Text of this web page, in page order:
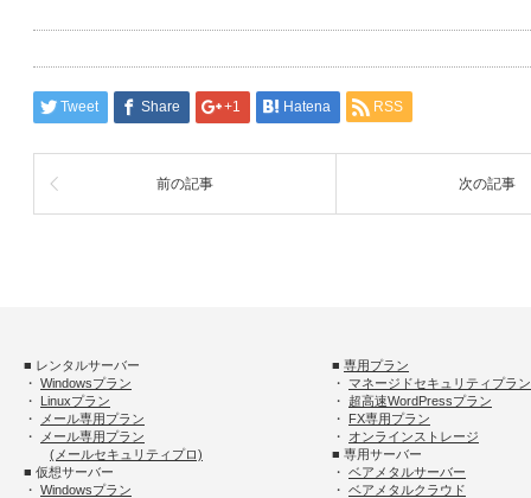
Tweet Share +1 Hatena RSS
前の記事 次の記事
■ レンタルサーバー ■ 専用プラン
・ Windowsプラン ・ マネージドセキュリティプラン
・ Linuxプラン ・ 超高速WordPressプラン
・
メール専用プラン ・ FX専用プラン
・
メール専用プラン ・ オンラインストレージ
(メールセキュリティプロ)
■ 専用サーバー
■ 仮想サーバー
・ ベアメタルサーバー
・ Windowsプラン ・ ベアメタルクラウド